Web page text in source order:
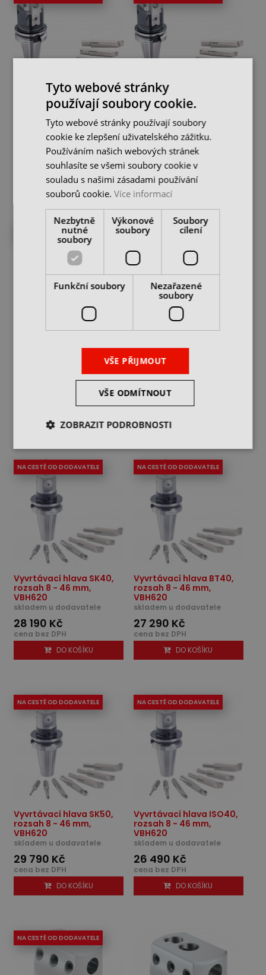
Vyvrtávací hlava SK40,
rozsah 8 - 280 mm,
VBH2084
skladem u dodavatele
26 490 Kč
cena bez DPH
DO KOŠÍKU
Vyvrtávací hlava SK50,
rozsah 8 - 280 mm,
VBH2084
skladem u dodavatele
29 790 Kč
cena bez DPH
DO KOŠÍKU
NA CESTĚ OD DODAVATELE
skladem u dodavatele
NA CESTĚ OD DODAVATELE
VBH2084
skladem u dodavatele
23 190 Kč
cena bez DPH
NA CESTĚ OD DODAVATELE
Vyvrtávací hlava SK40,
rozsah 8 - 46 mm,
VBH620
skladem u dodavatele
28 190 Kč
cena bez DPH
DO KOŠÍKU
NA CESTĚ OD DODAVATELE
Vyvrtávací hlava BT40,
rozsah 8 - 46 mm,
VBH620
skladem u dodavatele
27 290 Kč
cena bez DPH
DO KOŠÍKU
NA CESTĚ OD DODAVATELE
Vyvrtávací hlava SK50,
rozsah 8 - 46 mm,
VBH620
skladem u dodavatele
29 790 Kč
cena bez DPH
DO KOŠÍKU
NA CESTĚ OD DODAVATELE
Vyvrtávací hlava ISO40,
rozsah 8 - 46 mm,
VBH620
skladem u dodavatele
26 490 Kč
cena bez DPH
DO KOŠÍKU
NA CESTĚ OD DODAVATELE
Tyto webové stránky
používají soubory cookie.
Tyto webové stránky používají soubory
cookie ke zlepšení uživatelského zážitku.
Používáním našich webových stránek
souhlasíte se všemi soubory cookie v
souladu s našimi zásadami používání
souborů cookie.Více informací
Nezbytně
nutné
soubory
Výkonové
soubory
Soubory
cílení
Funkční soubory
Nezařazené
soubory
VŠE PŘIJMOUT
VŠE ODMÍTNOUT
ZOBRAZIT PODROBNOSTI